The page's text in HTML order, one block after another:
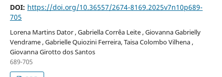
DOI: https://doi.org/10.36557/2674-8169.2025v7n10p689-
705
Lorena Martins Dator , Gabriella Corrêa Leite , Giovanna Gabrielly
Vendrame , Gabrielle Quiozini Ferreira, Taisa Colombo Vilhena ,
Giovanna Girotto dos Santos
689-705